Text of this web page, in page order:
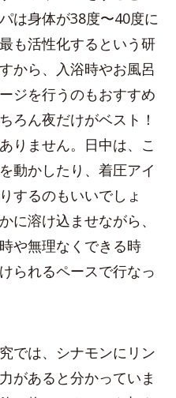
は身体が38度〜40度に
も活性化するという研
から、入浴時やお風呂
ジを行うのもおすすめ
ろん夜だけがベスト！
りません。日中は、こ
動かしたり、着圧アイ
するのもいいでしょ
に溶け込ませながら、
や無理なくできる時
られるペースで行なっ
では、シナモンにリン
があると分かっていま